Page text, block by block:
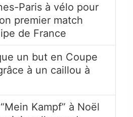
Paris à vélo pour
premier match
de France
un but en Coupe
à un caillou à
Kampf” à Noël